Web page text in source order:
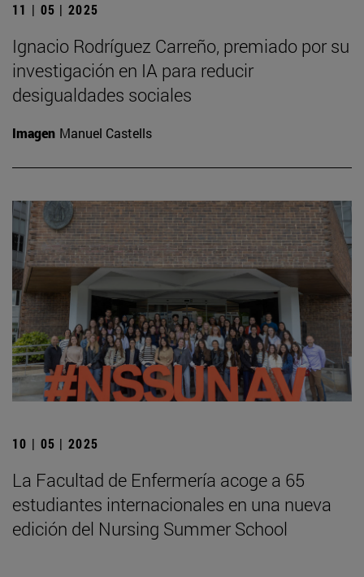
11 | 05 | 2025
Ignacio Rodríguez Carreño, premiado por su
investigación en IA para reducir
desigualdades sociales
Imagen Manuel Castells
10 | 05 | 2025
La Facultad de Enfermería acoge a 65
estudiantes internacionales en una nueva
edición del Nursing Summer School